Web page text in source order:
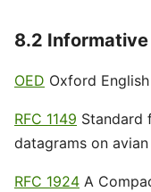
8.2
OED Oxford
RFC 1149 Standard
datagrams on
RFC 1924 A